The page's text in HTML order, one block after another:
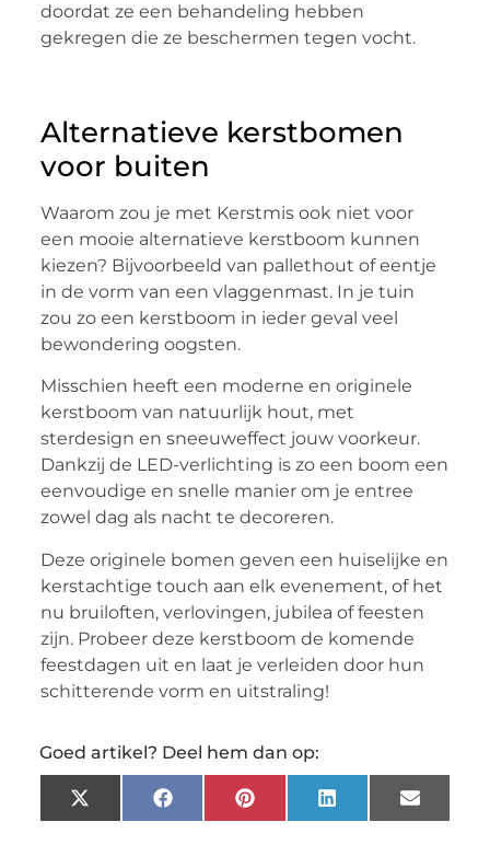
doordat ze een behandeling hebben
gekregen die ze beschermen tegen vocht.
Alternatieve kerstbomen
voor buiten
Waarom zou je met Kerstmis ook niet voor
een mooie alternatieve kerstboom kunnen
kiezen? Bijvoorbeeld van pallethout of eentje
in de vorm van een vlaggenmast. In je tuin
zou zo een kerstboom in ieder geval veel
bewondering oogsten.
Misschien heeft een moderne en originele
kerstboom van natuurlijk hout, met
sterdesign en sneeuweffect jouw voorkeur.
Dankzij de LED-verlichting is zo een boom een
eenvoudige en snelle manier om je entree
zowel dag als nacht te decoreren.
Deze originele bomen geven een huiselijke en
kerstachtige touch aan elk evenement, of het
nu bruiloften, verlovingen, jubilea of feesten
zijn. Probeer deze kerstboom de komende
feestdagen uit en laat je verleiden door hun
schitterende vorm en uitstraling!
Goed artikel? Deel hem dan op:
X
(Twitter)
FacebookPinterestLinkedInEmail